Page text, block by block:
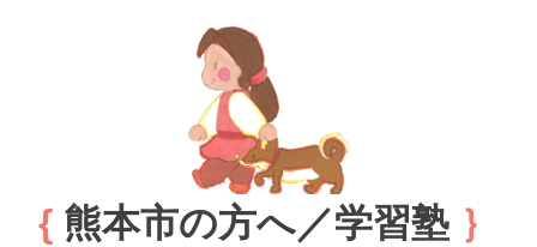
{ 熊本市の方へ／学習塾 ｝